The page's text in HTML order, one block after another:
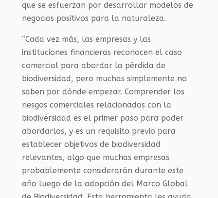
que se esfuerzan por desarrollar modelos de
negocios positivos para la naturaleza.
“Cada vez más, las empresas y las
instituciones financieras reconocen el caso
comercial para abordar la pérdida de
biodiversidad, pero muchas simplemente no
saben por dónde empezar. Comprender los
riesgos comerciales relacionados con la
biodiversidad es el primer paso para poder
abordarlos, y es un requisito previo para
establecer objetivos de biodiversidad
relevantes, algo que muchas empresas
probablemente considerarán durante este
año luego de la adopción del Marco Global